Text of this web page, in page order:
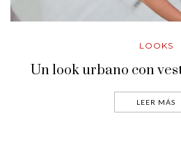
LOOKS
Un look urbano con
LEER MÁS